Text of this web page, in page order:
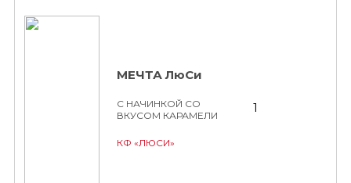
МЕЧТА ЛюСи
С НАЧИНКОЙ СО
ВКУСОМ КАРАМЕЛИ
КФ «ЛЮСИ»
1